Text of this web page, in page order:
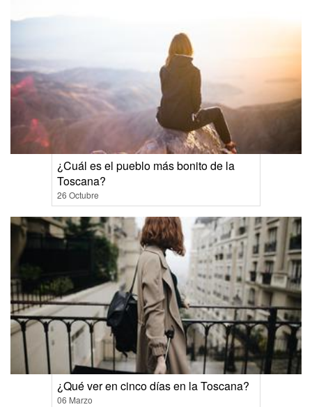
¿Cuál es el pueblo más bonito de la
Toscana?
26 Octubre
¿Qué ver en cinco días en la Toscana?
06 Marzo